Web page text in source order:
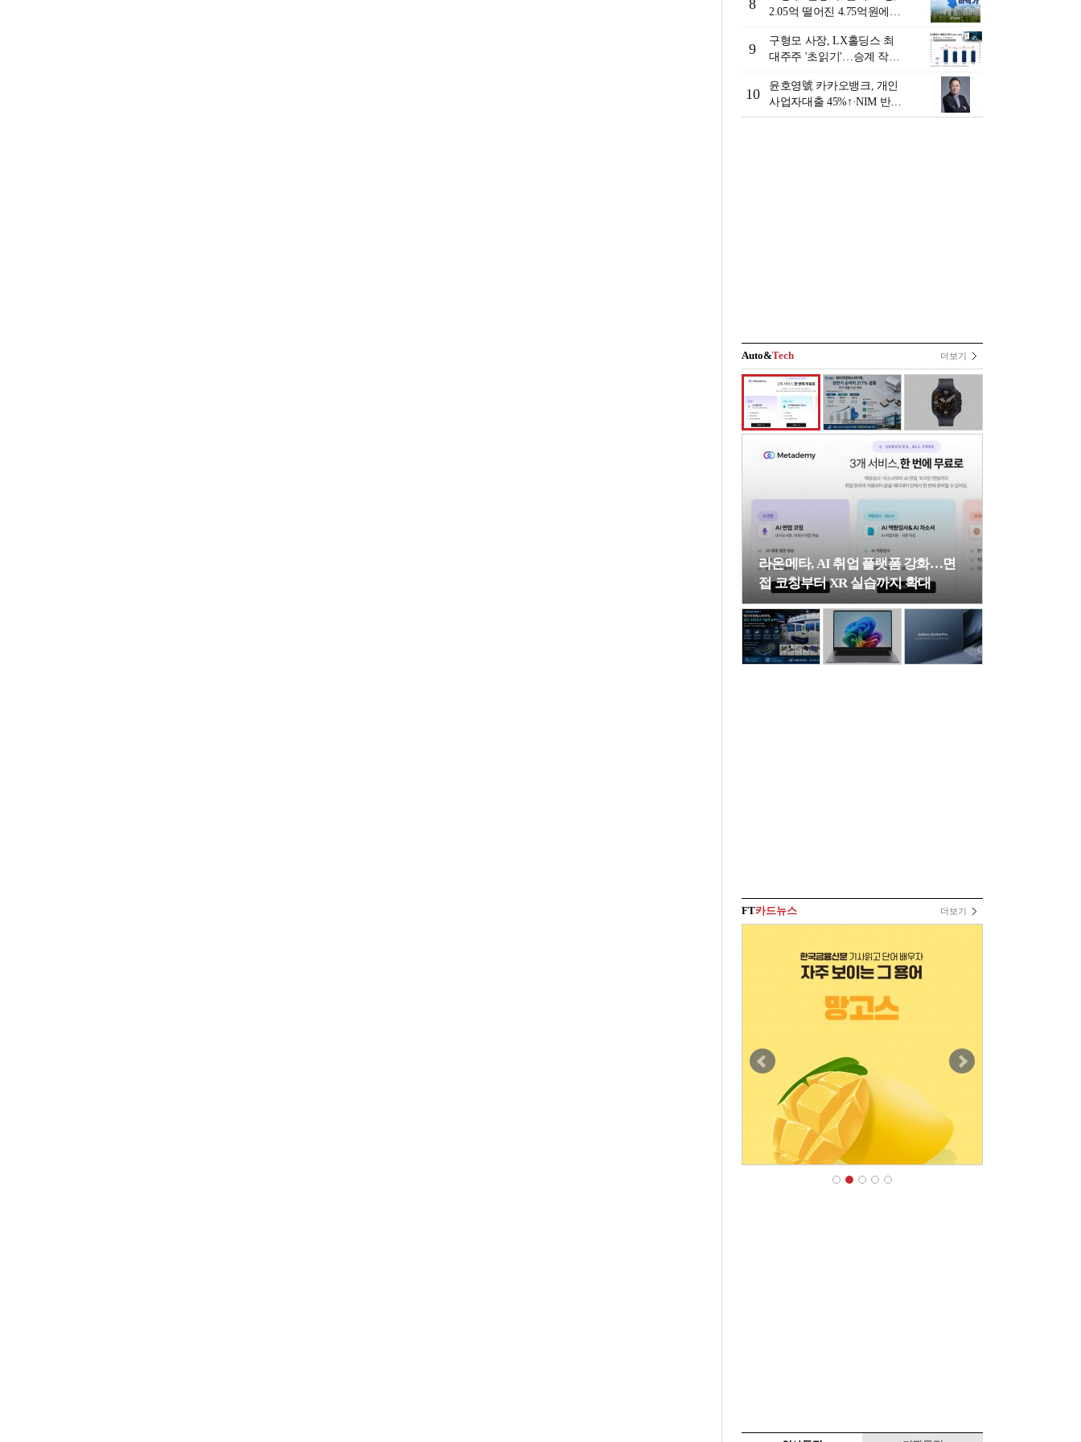
8
2.05억 떨어진 4.75억원에
9
구형모 사장, LX홀딩스 최
대주주 '초읽기'…승계 작업
10
윤호영號 카카오뱅크, 개인
사업자대출 45%↑·NIM 반
등…플랫폼 수익화 '과제' [2
Auto&Tech 더보기
라온메타, AI 취업 플랫폼 강화…면
접 코칭부터 XR 실습까지 확대
FT카드뉴스 더보기